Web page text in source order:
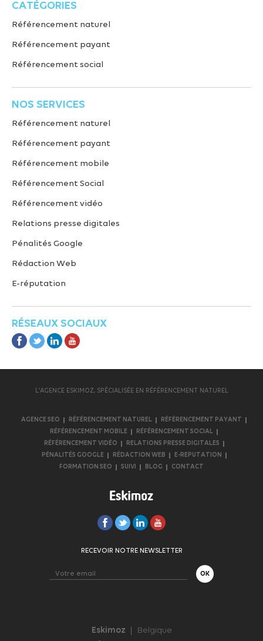
CATÉGORIES
Référencement naturel
Référencement payant
Référencement social
NOS SERVICES
Référencement naturel
Référencement payant
Référencement mobile
Référencement Social
Référencement vidéo
Relations presse digitales
Pénalités Google
Rédaction Web
E-réputation
RÉSEAUX SOCIAUX
L’AGENCE ESKIMOZ, SPÉCIALISÉE EN RÉFÉRENCEMENT NATUREL
AGENCE SEO RÉFÉRENCEMENT NATUREL
RÉFÉRENCEMENT PAYANT
RÉFÉRENCEMENT MOBILE
RÉFÉRENCEMENT SOCIAL
RÉFÉRENCEMENT VIDÉO
RELATIONS PRESSE DIGITALES
PÉNALITÉS GOOGLE
RÉDACTION WEB
E-REPUTATION
FORMATION SEO
SUIVI BLOG CONTACT
RECEVOIR NOTRE NEWSLETTER
Eskimoz
Belgique